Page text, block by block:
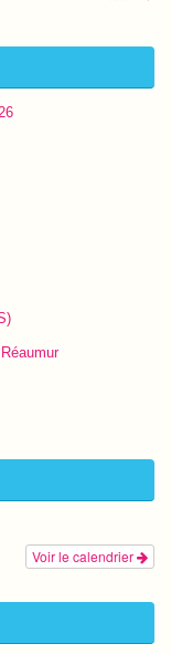
Voir le calendrier